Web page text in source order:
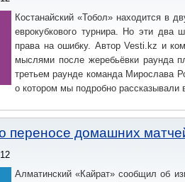
Костанайский «Тобол» находится в
еврокубкового турнира. Но эти
права на ошибку. Автор Vesti.kz и
мыслями после жеребьёвки раунда
третьем раунде команда Мирослава
о котором мы подробно рассказывали
переносе домашних
Алматинский «Кайрат» сообщил об